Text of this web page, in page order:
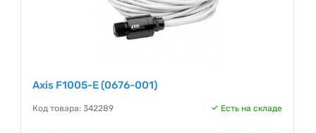
Axis F1005-E (0676-001)
Код товара: 342289 Есть на складе